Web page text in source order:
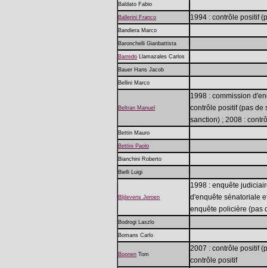
Baldato Fabio
Ballerini Franco 1994 : contrôle positif
Bandiera Marco
Baronchelli Gianbattista
Barredo Llamazales Carlos
Bauer Hans Jacob
Bellini Marco
Beltran Manuel
1998 : commission
contrôle positif (pas de
sanction) ; 2008 :
Bettin Mauro
Bettini Paolo
Bianchini Roberto
Bielli Luigi
Blijlevens Jeroen
1998 : enquête
d'enquête sénatoriale
enquête policière (pas
Bodrogi Laszlo
Bomans Carlo
Boonen Tom
2007 : contrôle positif
contrôle positif